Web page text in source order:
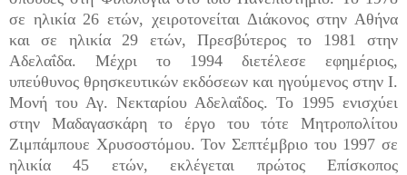
σε ηλικία 26 ετών, χειροτονείται Διάκονος στην Αθήνα
και σε ηλικία 29 ετών, Πρεσβύτερος το 1981 στην
Αδελαΐδα. Μέχρι το 1994 διετέλεσε εφημέριος,
υπεύθυνος θρησκευτικών εκδόσεων και ηγούμενος στην Ι.
Μονή του Αγ. Νεκταρίου Αδελαΐδος. Το 1995 ενισχύει
στην Μαδαγασκάρη το έργο του τότε Μητροπολίτου
Ζιμπάμπουε Χρυσοστόμου. Τον Σεπτέμβριο του 1997 σε
ηλικία 45 ετών, εκλέγεται πρώτος Επίσκοπος